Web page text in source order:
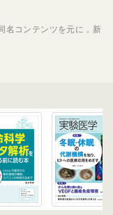
名コンテンツを元に，新